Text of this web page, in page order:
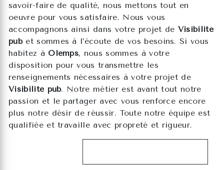
savoir-faire de qualité, nous mettons tout en
oeuvre pour vous satisfaire. Nous vous
accompagnons ainsi dans votre projet de Visibilité
pubet sommes à l’écoute de vos besoins. Si vous
habitez à Olemps, nous sommes à votre
disposition pour vous transmettre les
renseignements nécessaires à votre projet de
Visibilité pub. Notre métier est avant tout notre
passion et le partager avec vous renforce encore
plus notre désir de réussir. Toute notre équipe est
qualifiée et travaille avec propreté et rigueur.